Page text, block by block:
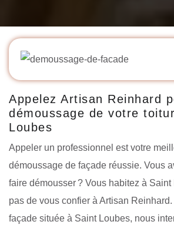
Appelez Artisan Reinhard
démoussage de votre
Loubes
Appeler un professionnel est votre
démoussage de façade réussie. Vous
faire démousser ? Vous habitez à Saint
pas de vous confier à Artisan
façade située à Saint Loubes, nous